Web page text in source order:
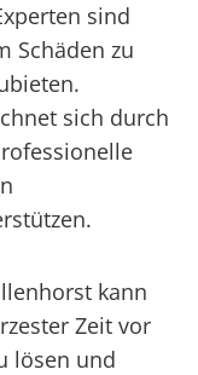
sind
Schäden zu
sich durch
kann
Zeit vor
lösen und